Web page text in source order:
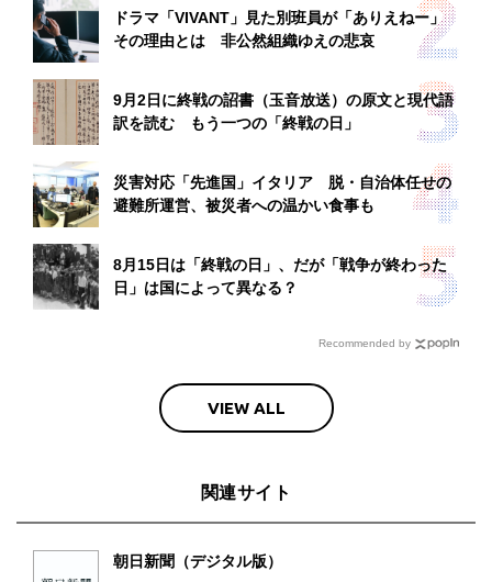
ドラマ「VIVANT」見た別班員が「ありえねー」
その理由とは 非公然組織ゆえの悲哀
9月2日に終戦の詔書（玉音放送）の原文と現代語
訳を読む もう一つの「終戦の日」
災害対応「先進国」イタリア 脱・自治体任せの
避難所運営、被災者への温かい食事も
8月15日は「終戦の日」、だが「戦争が終わった
日」は国によって異なる？
Recommended by
VIEW ALL
関連サイト
朝日新聞（デジタル版）